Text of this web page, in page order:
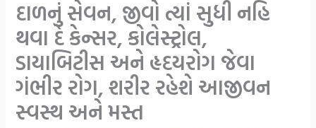
દાળનું સેવન, જીવો ત્યાં સુધી નહિ
થવા દે કેન્સર, કોલેસ્ટ્રોલ,
ડાયાબિટીસ અને હૃદયરોગ જેવા
ગંભીર રોગ, શરીર રહેશે આજીવન
સ્વસ્થ અને મસ્ત